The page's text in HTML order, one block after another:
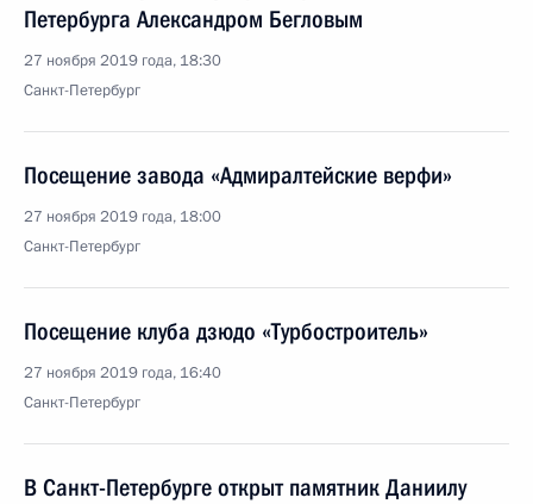
Петербурга Александром Бегловым
27 ноября 2019 года, 18:30
Санкт-Петербург
Посещение завода «Адмиралтейские верфи»
27 ноября 2019 года, 18:00
Санкт-Петербург
Посещение клуба дзюдо «Турбостроитель»
27 ноября 2019 года, 16:40
Санкт-Петербург
В Санкт-Петербурге открыт памятник Даниилу